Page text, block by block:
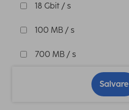
18 Gbit / s
100 MB / s
700 MB / s
Salvare